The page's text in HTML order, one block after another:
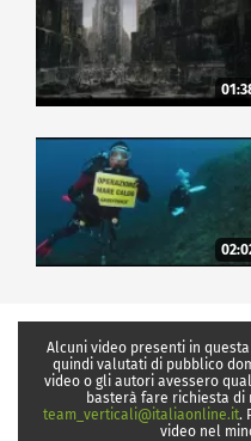
Alcuni video presenti in
quindi valutati di pubblico
video o gli autori avessero
basterà fare richiesta di
team_verticali@italiaonline.it.
video nel